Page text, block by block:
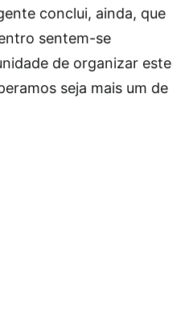
conclui, ainda, que
sentem-se
de organizar este
seja mais um de